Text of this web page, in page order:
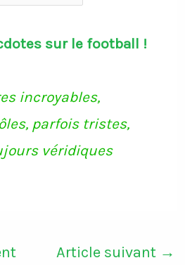
sur le football !
incroyables,
parfois tristes,
véridiques
Article suivant →